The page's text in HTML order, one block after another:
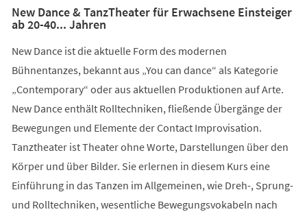
New Dance & TanzTheater für Erwachsene Einsteiger
ab 20-40... Jahren
New Dance ist die aktuelle Form des modernen
Bühnentanzes, bekannt aus „You can dance“ als Kategorie
„Contemporary“ oder aus aktuellen Produktionen auf Arte.
New Dance enthält Rolltechniken, fließende Übergänge der
Bewegungen und Elemente der Contact Improvisation.
Tanztheater ist Theater ohne Worte, Darstellungen über den
Körper und über Bilder. Sie erlernen in diesem Kurs eine
Einführung in das Tanzen im Allgemeinen, wie Dreh-, Sprung-
und Rolltechniken, wesentliche Bewegungsvokabeln nach